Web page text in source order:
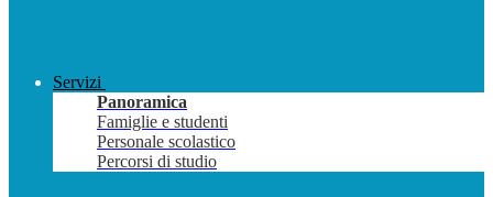
Servizi
Panoramica
Famiglie e studenti
Personale scolastico
Percorsi di studio